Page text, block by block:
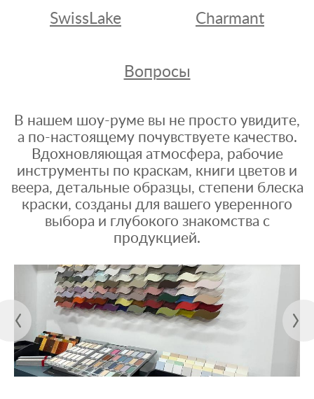
SwissLake Charmant
Вопросы
В нашем шоу-руме вы не просто увидите,
а по-настоящему почувствуете качество.
Вдохновляющая атмосфера, рабочие
инструменты по краскам, книги цветов и
веера, детальные образцы, степени блеска
краски, созданы для вашего уверенного
выбора и глубокого знакомства с
продукцией.